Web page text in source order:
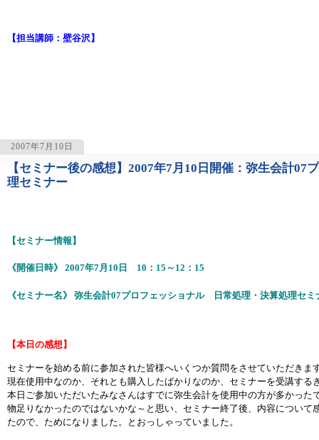
【担当講師：壁谷沢】
2007年7月10日
【セミナー後の感想】2007年7月10日開催：弥生会計
理セミナー
【セミナー情報】
《開催日時》 2007年7月10日 10：15～12：15
《セミナー名》 弥生会計07プロフェッショナル 日常処理・決算処理セミ
【本日の感想】
セミナーを始める前に参加された皆様へいくつか質問をさせていただきま
現在使用中なのか、それとも購入したばかりなのか、セミナーを受講する
本日ご参加いただいたみなさんはすでに弥生会計を使用中の方が多かった
物足りなかったのではないかな～と思い、セミナー終了後、内容につい
たので、ためになりました。とおっしゃっていました。